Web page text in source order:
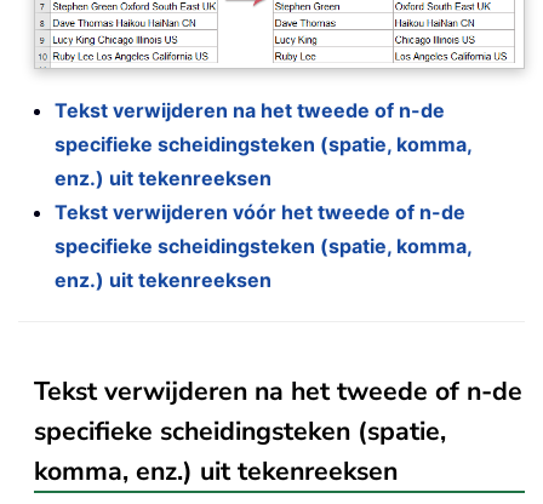
Tekst verwijderen na het tweede of n-de
specifieke scheidingsteken (spatie, komma,
enz.) uit tekenreeksen
Tekst verwijderen vóór het tweede of n-de
specifieke scheidingsteken (spatie, komma,
enz.) uit tekenreeksen
Tekst verwijderen na het tweede of n-de
specifieke scheidingsteken (spatie,
komma, enz.) uit tekenreeksen